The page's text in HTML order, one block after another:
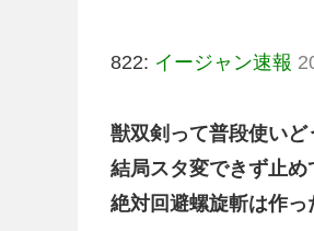
822: イージャン速報
獣双剣って普段使いど
結局スタ変できず止め
絶対回避螺旋斬は作っ